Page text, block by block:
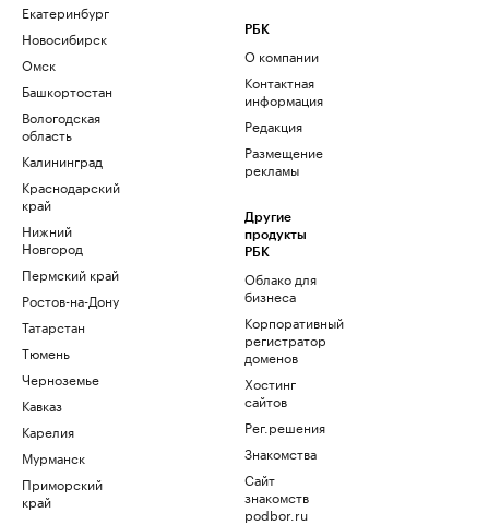
Екатеринбург
Новосибирск
Омск
Башкортостан
Вологодская
область
Калининград
Краснодарский
край
Нижний
Новгород
Пермский край
Ростов-на-Дону
Татарстан
Тюмень
Черноземье
Кавказ
Карелия
Мурманск
Приморский
край
РБК
О компании
Контактная
информация
Редакция
Размещение
рекламы
Другие
продукты
РБК
Облако для
бизнеса
Корпоративный
регистратор
доменов
Хостинг
сайтов
Рег.решения
Знакомства
Сайт
знакомств
podbor.ru